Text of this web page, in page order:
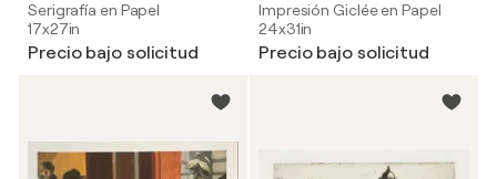
Serigrafía en Papel
17x27in
Precio bajo solicitud
Impresión Giclée en Papel
24x31in
Precio bajo solicitud